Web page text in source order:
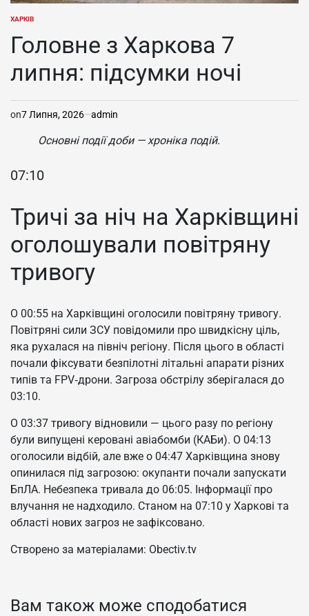
ОПУБЛІКУВАТИ
ХАРКІВ
Головне з Харкова 7
липня: підсумки ночі
on7 Липня, 2026 admin
Основні події доби — хроніка подій.
07:10
Тричі за ніч на Харківщині
оголошували повітряну
тривогу
О 00:55 на Харківщині оголосили повітряну тривогу.
Повітряні сили ЗСУ повідомили про швидкісну ціль,
яка рухалася на північ регіону. Після цього в області
почали фіксувати безпілотні літальні апарати різних
типів та FPV‑дрони. Загроза обстрілу зберігалася до
03:10.
О 03:37 тривогу відновили — цього разу по регіону
були випущені керовані авіабомби (КАБи). О 04:13
оголосили відбій, але вже о 04:47 Харківщина знову
опинилася під загрозою: окупанти почали запускати
БпЛА. Небезпека тривала до 06:05. Інформації про
влучання не надходило. Станом на 07:10 у Харкові та
області нових загроз не зафіксовано.
Створено за матеріалами: Obectiv.tv
Вам також може сподобатися